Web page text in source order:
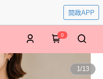
開啟APP
0
1/13